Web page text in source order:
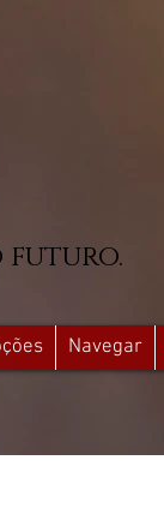
futuro.
Navegar